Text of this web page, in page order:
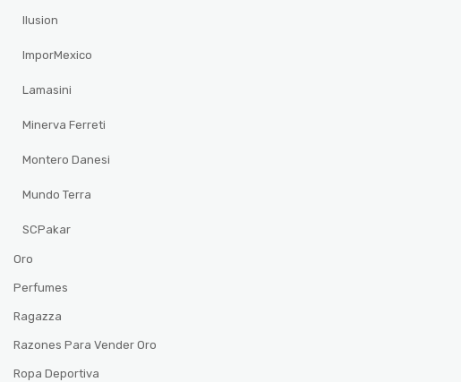
Ilusion
ImporMexico
Lamasini
Minerva Ferreti
Montero Danesi
Mundo Terra
SCPakar
Oro
Perfumes
Ragazza
Razones Para Vender Oro
Ropa Deportiva